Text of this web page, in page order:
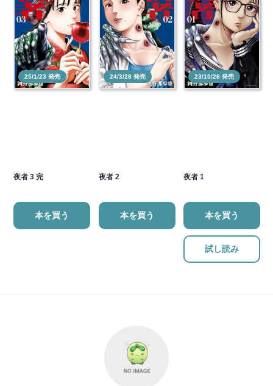
25/1/23 発売
夜者 3 完
本を買う
24/3/28 発売
夜者 2
本を買う
23/10/26 発売
夜者 1
本を買う
試し読み